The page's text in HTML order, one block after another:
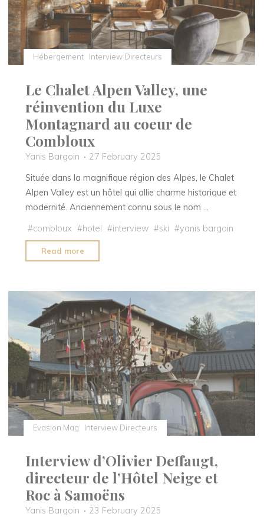
et
Villa
Clarisse
sur
de
partage
sa
vision
du
luxe."
Hébergement Interview Directeurs
Le Chalet Alpen Valley, une
réinvention du Luxe
Montagnard au coeur de
Combloux
Yanis Bargoin
27 February 2025
Située dans la magnifique région des Alpes, le Chalet
Alpen Valley est un hôtel qui allie charme historique et
modernité. Anciennement connu sous le nom …
#combloux #hotel #interview #ski #yanis bargoin
Read more
Chalet
Valley,
une
réinvention
du
Luxe
Montagnard
au
coeur
de
Combloux"
Evasion Mag Interview Directeurs
Interview d’Olivier Deffaugt,
directeur de l’Hôtel Neige et
Roc à Samoëns
Yanis Bargoin
23 February 2025